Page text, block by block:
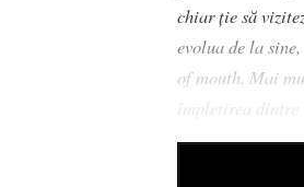
chiar ție să
evolua de la
of mouth. Mai
împletirea dintre